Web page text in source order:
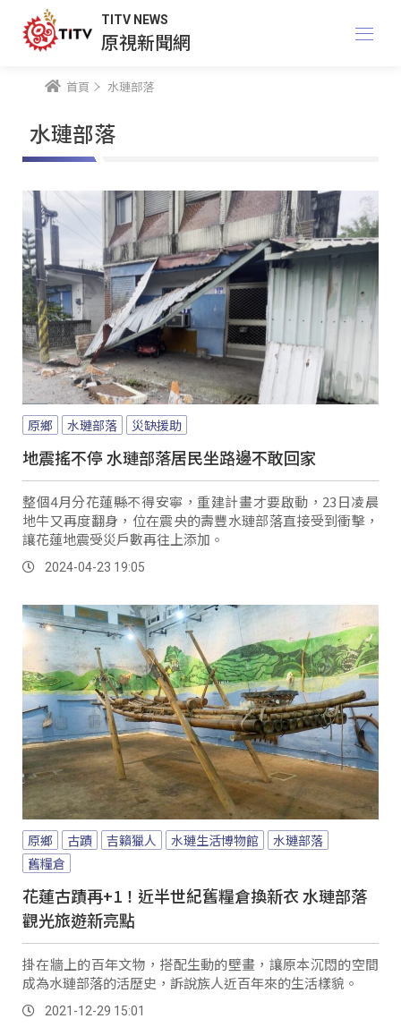
TITV NEWS
原視新聞網
首頁 水璉部落
水璉部落
原鄉 水璉部落 災缺援助
地震搖不停 水璉部落居民坐路邊不敢回家
整個4月分花蓮縣不得安寧，重建計畫才要啟動，23日凌晨
地牛又再度翻身，位在震央的壽豐水璉部落直接受到衝擊，
讓花蓮地震受災戶數再往上添加。
2024-04-23 19:05
原鄉 古蹟 吉籟獵人 水璉生活博物館
水璉部落
舊糧倉
花蓮古蹟再+1！近半世紀舊糧倉換新衣 水璉部落
觀光旅遊新亮點
掛在牆上的百年文物，搭配生動的壁畫，讓原本沉悶的空間
成為水璉部落的活歷史，訴說族人近百年來的生活樣貌。
2021-12-29 15:01